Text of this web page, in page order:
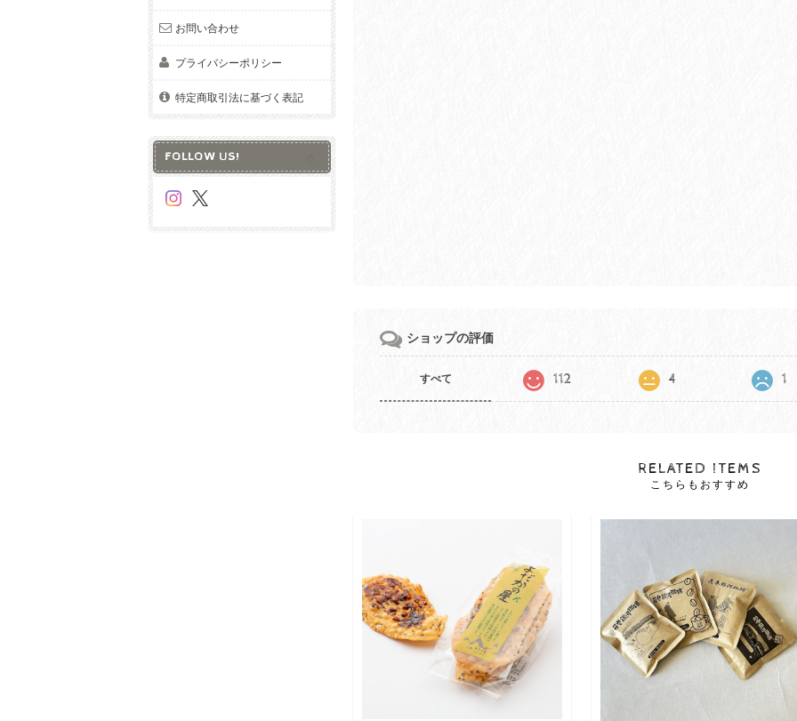
ショップの評価
すべて 112 4 1
RELATED ITEMS
こちらもおすすめ
お問い合わせ
プライバシーポリシー
特定商取引法に基づく表記
FOLLOW US!